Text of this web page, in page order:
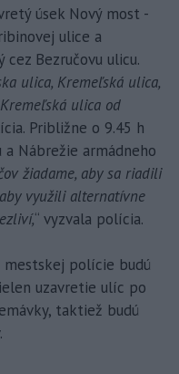
úsek Nový most -
ulice a
cez Bezručovu ulicu.
ulica, Kremeľská ulica,
ulica od
Približne o 9.45 h
Nábrežie armádneho
žiadame, aby sa riadili
využili alternatívne
“ vyzvala polícia.
polície budú
uzavretie ulíc po
taktiež budú